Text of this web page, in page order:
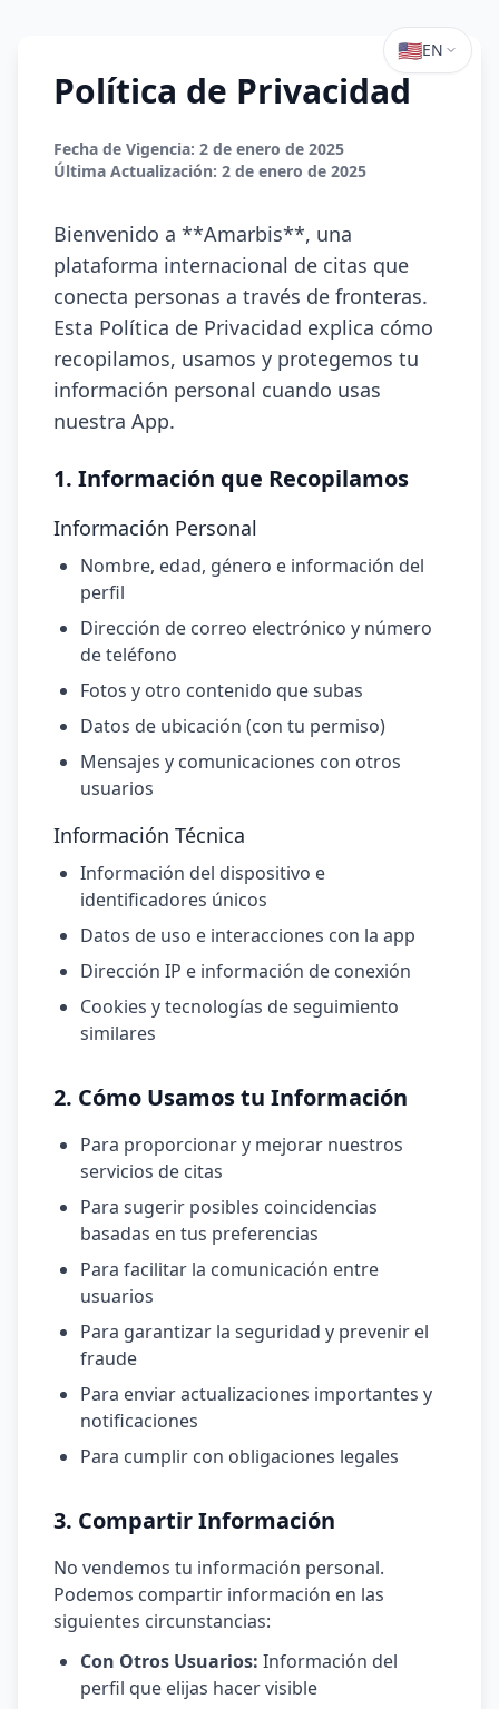
🇺🇸EN
Política de Privacidad
Fecha de Vigencia: 2 de enero de 2025
Última Actualización: 2 de enero de 2025
Bienvenido a **Amarbis**, una
plataforma internacional de citas que
conecta personas a través de fronteras.
Esta Política de Privacidad explica cómo
recopilamos, usamos y protegemos tu
información personal cuando usas
nuestra App.
1. Información que Recopilamos
Información Personal
Nombre, edad, género e información del
perfil
Dirección de correo electrónico y número
de teléfono
Fotos y otro contenido que subas
Datos de ubicación (con tu permiso)
Mensajes y comunicaciones con otros
usuarios
Información Técnica
Información del dispositivo e
identificadores únicos
Datos de uso e interacciones con la app
Dirección IP e información de conexión
Cookies y tecnologías de seguimiento
similares
2. Cómo Usamos tu Información
Para proporcionar y mejorar nuestros
servicios de citas
Para sugerir posibles coincidencias
basadas en tus preferencias
Para facilitar la comunicación entre
usuarios
Para garantizar la seguridad y prevenir el
fraude
Para enviar actualizaciones importantes y
notificaciones
Para cumplir con obligaciones legales
3. Compartir Información
No vendemos tu información personal.
Podemos compartir información en las
siguientes circunstancias:
Con Otros Usuarios: Información del
perfil que elijas hacer visible